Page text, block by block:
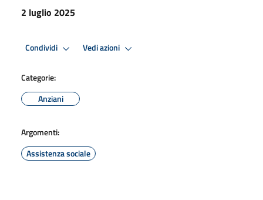
2 luglio 2025
Condividi Vedi azioni
Categorie:
Anziani
Argomenti:
Assistenza sociale